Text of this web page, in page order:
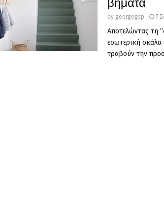
βήματα
by georgegsp 7
Αποτελώντας τη
εσωτερική σκάλα
τραβούν την